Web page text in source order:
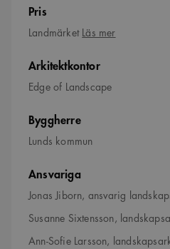
Pris
Landmärket Läs merom
Arkitektkontor
Edge of Landscape
Byggherre
Lunds kommun
Ansvariga
Jonas Jiborn, ansvarig
Susanne Sixtensson,
Ann-Sofie Larsson,